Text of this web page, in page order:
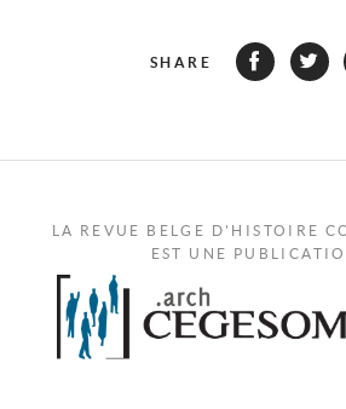
SHARE
LA REVUE BELGE D'HISTOIRE
EST UNE